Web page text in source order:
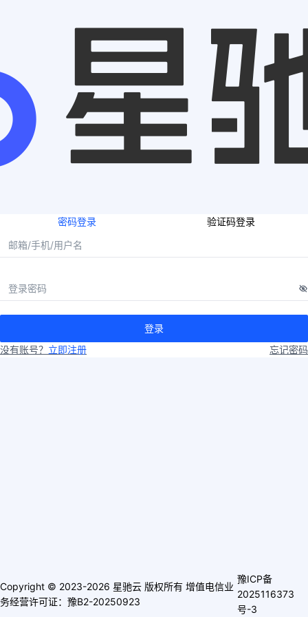
密码登录 验证码登录
登录
没有账号？ 立即注册 忘记密码
Copyright © 2023-2026 星驰云 版权所有 增值电信业
务经营许可证：豫B2-20250923
豫ICP备
2025116373
号-3